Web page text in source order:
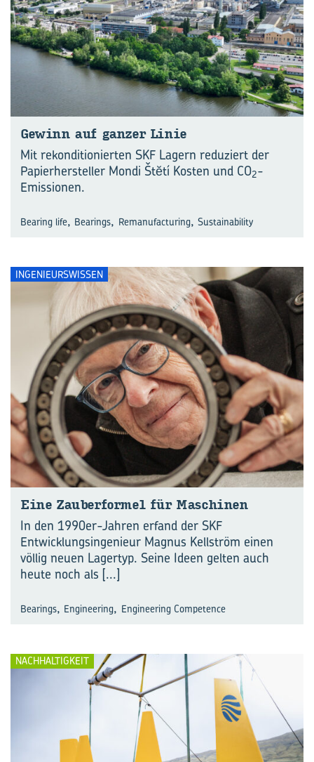
Ge­winn auf gan­zer Linie
Mit rekonditionierten SKF Lagern reduziert der
Papierhersteller Mondi Štĕtí Kosten und CO2-
Emissionen.
Bearing life, Bearings, Remanufacturing, Sustainability
INGENIEURSWISSEN
Eine Zau­ber­for­mel für Ma­schi­nen
In den 1990er-Jahren erfand der SKF
Entwicklungsingenieur Magnus Kellström einen
völlig neuen Lagertyp. Seine Ideen gelten auch
heute noch als [...]
Bearings, Engineering, Engineering Competence
NACHHALTIGKEIT